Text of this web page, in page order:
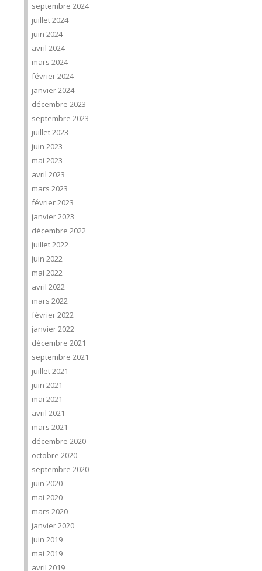
septembre 2024
juillet 2024
juin 2024
avril 2024
mars 2024
février 2024
janvier 2024
décembre 2023
septembre 2023
juillet 2023
juin 2023
mai 2023
avril 2023
mars 2023
février 2023
janvier 2023
décembre 2022
juillet 2022
juin 2022
mai 2022
avril 2022
mars 2022
février 2022
janvier 2022
décembre 2021
septembre 2021
juillet 2021
juin 2021
mai 2021
avril 2021
mars 2021
décembre 2020
octobre 2020
septembre 2020
juin 2020
mai 2020
mars 2020
janvier 2020
juin 2019
mai 2019
avril 2019